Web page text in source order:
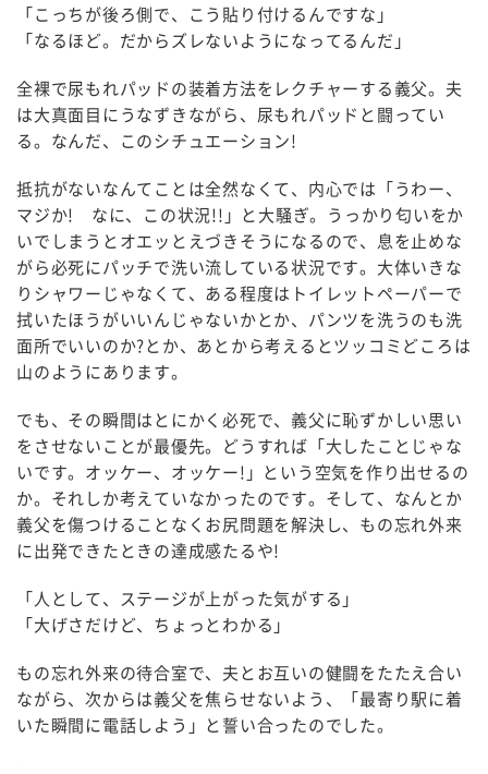
「こっちが後ろ側で、こう貼り付けるんですな」
「なるほど。だからズレないようになってるんだ」
全裸で尿もれパッドの装着方法をレクチャーする義父。夫
は大真面目にうなずきながら、尿もれパッドと闘ってい
る。なんだ、このシチュエーション!
抵抗がないなんてことは全然なくて、内心では「うわー、
マジか! なに、この状況!!」と大騒ぎ。うっかり匂いをか
いでしまうとオエッとえづきそうになるので、息を止めな
がら必死にパッチで洗い流している状況です。大体いきな
りシャワーじゃなくて、ある程度はトイレットペーパーで
拭いたほうがいいんじゃないかとか、パンツを洗うのも洗
面所でいいのか?とか、あとから考えるとツッコミどころは
山のようにあります。
でも、その瞬間はとにかく必死で、義父に恥ずかしい思い
をさせないことが最優先。どうすれば「大したことじゃな
いです。オッケー、オッケー!」という空気を作り出せるの
か。それしか考えていなかったのです。そして、なんとか
義父を傷つけることなくお尻問題を解決し、もの忘れ外来
に出発できたときの達成感たるや!
「人として、ステージが上がった気がする」
「大げさだけど、ちょっとわかる」
もの忘れ外来の待合室で、夫とお互いの健闘をたたえ合い
ながら、次からは義父を焦らせないよう、「最寄り駅に着
いた瞬間に電話しよう」と誓い合ったのでした。